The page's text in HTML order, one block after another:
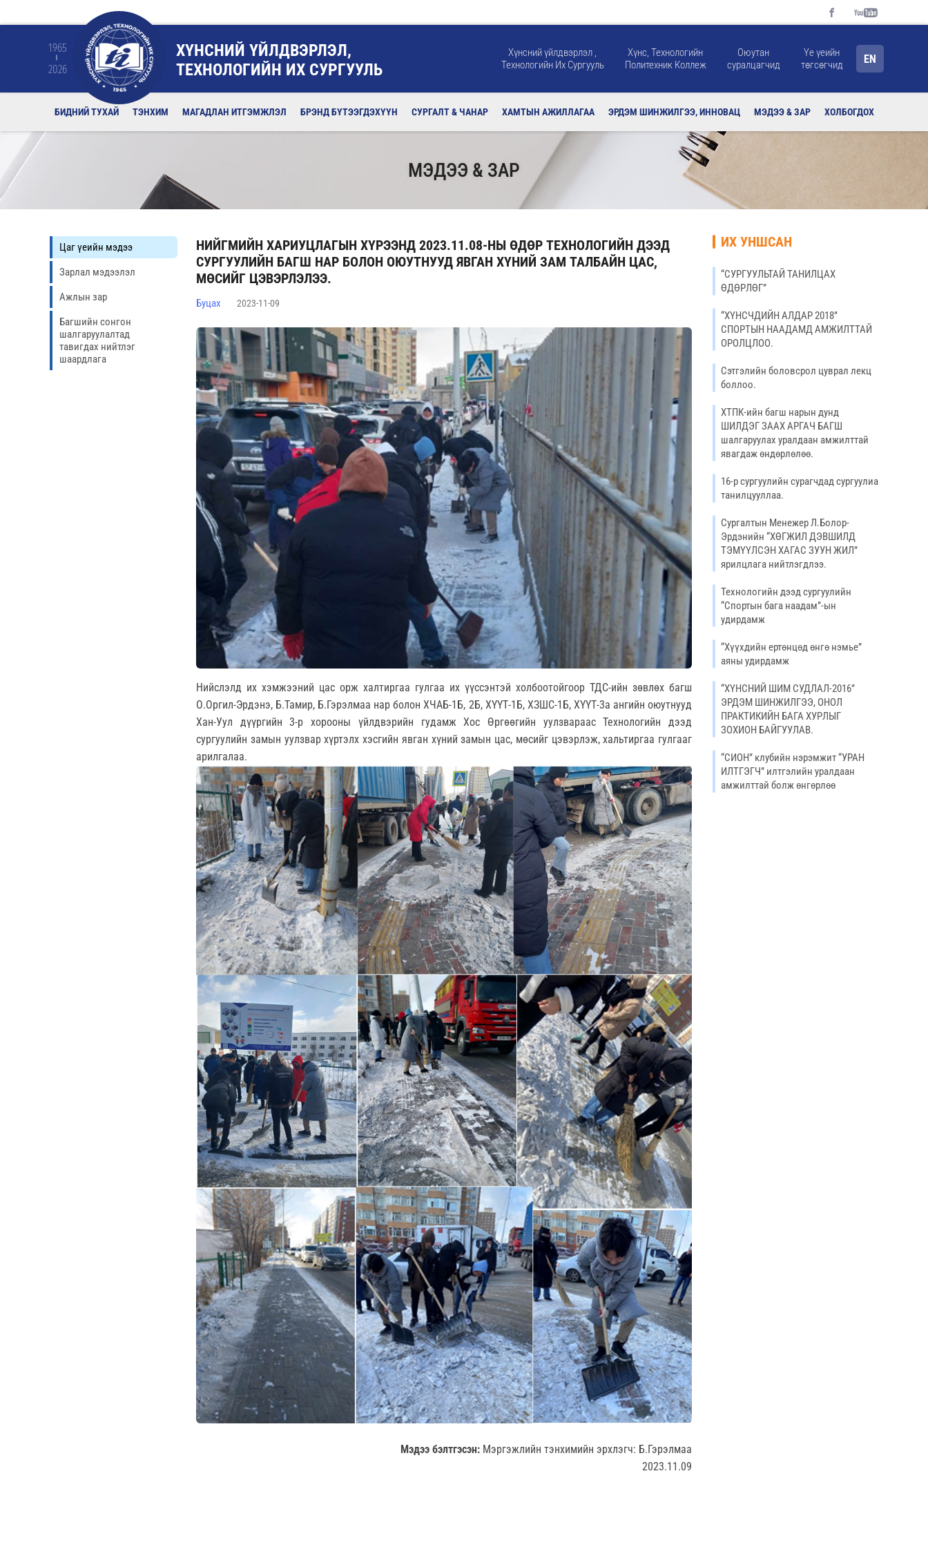
1965
2026
ХҮНСНИЙ ҮЙЛДВЭРЛЭЛ,
ТЕХНОЛОГИЙН ИХ СУРГУУЛЬ
Хүнсний үйлдвэрлэл ,
Технологийн Их Сургууль
Хүнс, Технологийн
Политехник Коллеж
Оюутан
суралцагчид
Үе үеийн
төгсөгчид
EN
БИДНИЙ ТУХАЙ ТЭНХИМ МАГАДЛАН ИТГЭМЖЛЭЛ БРЭНД БҮТЭЭГДЭХҮҮН СУРГАЛТ & ЧАНАР ХАМТЫН АЖИЛЛАГАА ЭРДЭМ ШИНЖИЛГЭЭ, ИННОВАЦ МЭДЭЭ & ЗАР ХОЛБОГДОХ
МЭДЭЭ & ЗАР
Цаг үеийн мэдээ
Зарлал мэдээлэл
Ажлын зар
Багшийн сонгон
шалгаруулалтад
тавигдах нийтлэг
шаардлага
НИЙГМИЙН ХАРИУЦЛАГЫН ХҮРЭЭНД 2023.11.08-НЫ ӨДӨР ТЕХНОЛОГИЙН ДЭЭД
СУРГУУЛИЙН БАГШ НАР БОЛОН ОЮУТНУУД ЯВГАН ХҮНИЙ ЗАМ ТАЛБАЙН ЦАС,
МӨСИЙГ ЦЭВЭРЛЭЛЭЭ.
Буцах 2023-11-09
Нийслэлд их хэмжээний цас орж халтиргаа гулгаа их үүссэнтэй холбоотойгоор ТДС-ийн зөвлөх багш
О.Оргил-Эрдэнэ, Б.Тамир, Б.Гэрэлмаа нар болон ХЧАБ-1Б, 2Б, ХҮҮТ-1Б, ХЗШС-1Б, ХҮҮТ-3а ангийн оюутнууд
Хан-Уул дүүргийн 3-р хорооны үйлдвэрийн гудамж Хос Өргөөгийн уулзвараас Технологийн дээд
сургуулийн замын уулзвар хүртэлх хэсгийн явган хүний замын цас, мөсийг цэвэрлэж, хальтиргаа гулгааг
арилгалаа.
Мэдээ бэлтгэсэн: Мэргэжлийн тэнхимийн эрхлэгч: Б.Гэрэлмаа
2023.11.09
ИХ УНШСАН
“СУРГУУЛЬТАЙ ТАНИЛЦАХ
ӨДӨРЛӨГ”
“ХҮНСЧДИЙН АЛДАР 2018”
СПОРТЫН НААДАМД АМЖИЛТТАЙ
ОРОЛЦЛОО.
Сэтгэлийн боловсрол цуврал лекц
боллоо.
ХТПК-ийн багш нарын дунд
ШИЛДЭГ ЗААХ АРГАЧ БАГШ
шалгаруулах уралдаан амжилттай
явагдаж өндөрлөлөө.
16-р сургуулийн сурагчдад сургуулиа
танилцууллаа.
Сургалтын Менежер Л.Болор-
Эрдэнийн “ХӨГЖИЛ ДЭВШИЛД
ТЭМҮҮЛСЭН ХАГАС ЗУУН ЖИЛ”
ярилцлага нийтлэгдлээ.
Технологийн дээд сургуулийн
“Спортын бага наадам”-ын
удирдамж
“Хүүхдийн ертөнцөд өнгө нэмье”
аяны удирдамж
“ХҮНСНИЙ ШИМ СУДЛАЛ-2016”
ЭРДЭМ ШИНЖИЛГЭЭ, ОНОЛ
ПРАКТИКИЙН БАГА ХУРЛЫГ
ЗОХИОН БАЙГУУЛАВ.
“СИОН” клубийн нэрэмжит “УРАН
ИЛТГЭГЧ” илтгэлийн уралдаан
амжилттай болж өнгөрлөө